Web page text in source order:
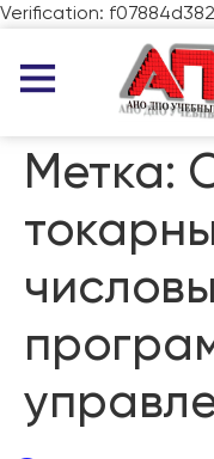
Verification:
Метка: